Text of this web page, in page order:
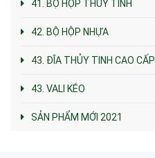
41. BỘ HỘP THỦY TINH
42. BỘ HỘP NHỰA
43. ĐĨA THỦY TINH CAO CẤP
43. VALI KÉO
SẢN PHẨM MỚI 2021